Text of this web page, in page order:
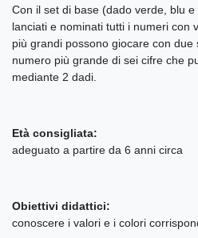
Con il set di base (dado verde, blu
lanciati e nominati tutti i numeri con
più grandi possono giocare con
numero più grande di sei cifre che
mediante 2 dadi.
Età consigliata:
adeguato a partire da 6 anni circa
Obiettivi didattici:
conoscere i valori e i colori